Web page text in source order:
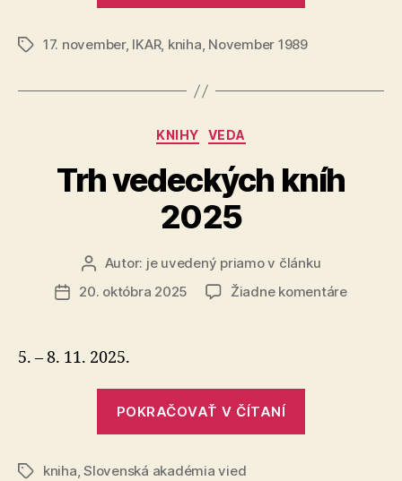
17.
ako
Značky17. november, IKAR, kniha, November 1989
Kategórie
KNIHY VEDA
Trh vedeckých kníh
2025
Autor
článku
Autor: je uvedený priamo v článku
Dátum
20. októbra 2025 Žiadne komentárena
5. – 8. 11. 2025.
POKRAČOVAŤ V ČÍTANÍ
Značky
kniha,Slovenská akadémia vied